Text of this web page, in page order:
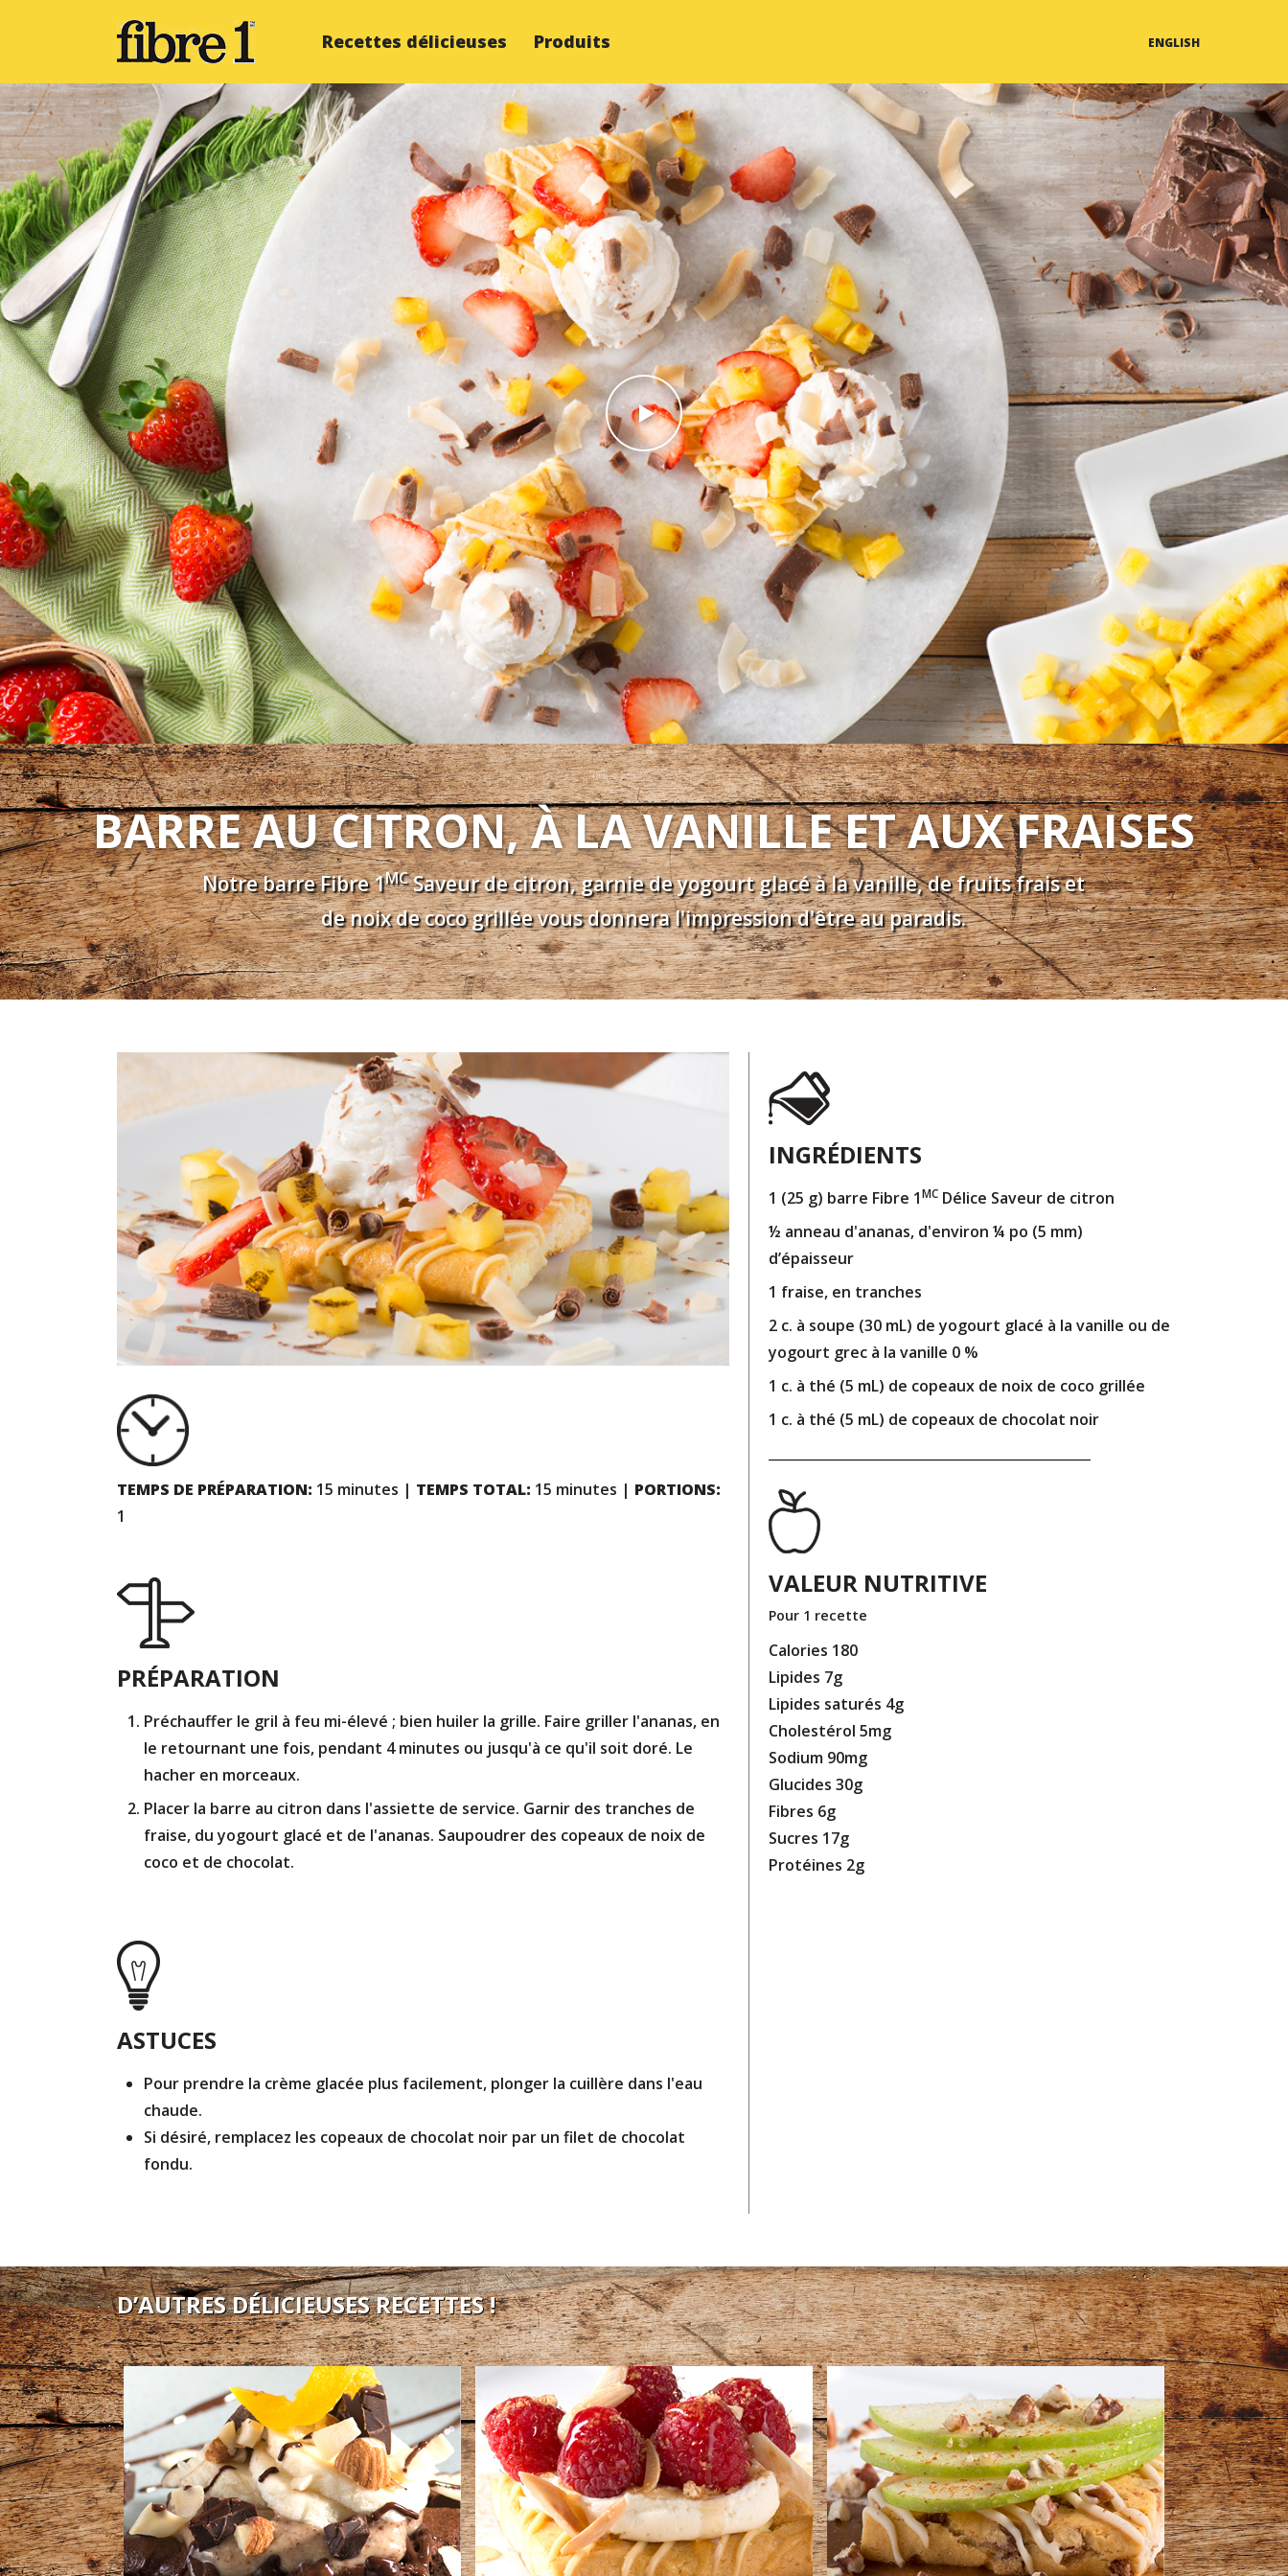
Recettes délicieuses Produits ENGLISH
BARRE AU CITRON, À LA VANILLE ET AUX FRAISES
Notre barre Fibre 1MCSaveur de citron, garnie de yogourt glacé à la vanille, de fruits frais et
de noix de coco grillée vous donnera l'impression d'être au paradis.
TEMPS DE PRÉPARATION: 15 minutes | TEMPS TOTAL: 15 minutes | PORTIONS:
1
PRÉPARATION
Préchauffer le gril à feu mi-élevé ; bien huiler la grille. Faire griller l'ananas, en
le retournant une fois, pendant 4 minutes ou jusqu'à ce qu'il soit doré. Le
hacher en morceaux.
Placer la barre au citron dans l'assiette de service. Garnir des tranches de
fraise, du yogourt glacé et de l'ananas. Saupoudrer des copeaux de noix de
coco et de chocolat.
ASTUCES
Pour prendre la crème glacée plus facilement, plonger la cuillère dans l'eau
chaude.
Si désiré, remplacez les copeaux de chocolat noir par un filet de chocolat
fondu.
INGRÉDIENTS
1 (25 g) barre Fibre 1MC Délice Saveur de citron
½ anneau d'ananas, d'environ ¼ po (5 mm)
d’épaisseur
1 fraise, en tranches
2 c. à soupe (30 mL) de yogourt glacé à la vanille ou de
yogourt grec à la vanille 0 %
1 c. à thé (5 mL) de copeaux de noix de coco grillée
1 c. à thé (5 mL) de copeaux de chocolat noir
VALEUR NUTRITIVE
Pour 1 recette
Calories 180
Lipides 7g
Lipides saturés 4g
Cholestérol 5mg
Sodium 90mg
Glucides 30g
Fibres 6g
Sucres 17g
Protéines 2g
D’AUTRES DÉLICIEUSES RECETTES !